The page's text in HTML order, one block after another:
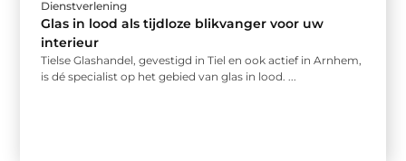
Dienstverlening
Glas in lood als tijdloze blikvanger voor uw
interieur
Tielse Glashandel, gevestigd in Tiel en ook actief in Arnhem,
is dé specialist op het gebied van glas in lood. ...